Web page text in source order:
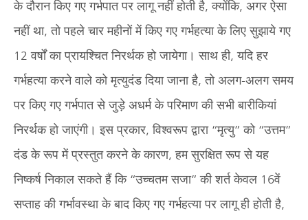
के दौरान किए गए गर्भपात पर लागू नहीं होती है, क्योंकि, अगर ऐसा
नहीं था, तो पहले चार महीनों में किए गए गर्भहत्या के लिए सुझाये गए
12 वर्षों का प्रायश्चित निरर्थक हो जायेगा। साथ ही, यदि हर
गर्भहत्या करने वाले को मृत्युदंड दिया जाना है, तो अलग-अलग समय
पर किए गए गर्भपात से जुड़े अधर्म के परिमाण की सभी बारीकियां
निरर्थक हो जाएंगी। इस प्रकार, विश्वरूप द्वारा “मृत्यु” को “उत्तम”
दंड के रूप में प्रस्तुत करने के कारण, हम सुरक्षित रूप से यह
निष्कर्ष निकाल सकते हैं कि “उच्चतम सजा” की शर्त केवल 16वें
सप्ताह की गर्भावस्था के बाद किए गए गर्भहत्या पर लागू ही होती है,